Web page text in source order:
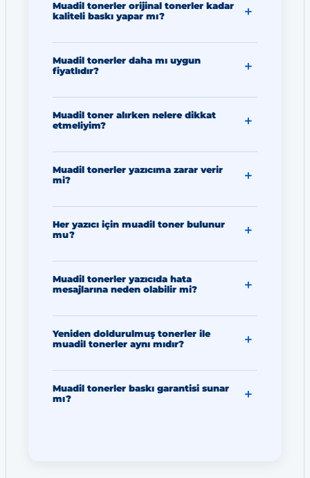
Muadil tonerler orijinal tonerler kadar
kaliteli baskı yapar mı?
Muadil tonerler daha mı uygun
fiyatlıdır?
Muadil toner alırken nelere dikkat
etmeliyim?
Muadil tonerler yazıcıma zarar verir
mi?
Her yazıcı için muadil toner bulunur
mu?
Muadil tonerler yazıcıda hata
mesajlarına neden olabilir mi?
Yeniden doldurulmuş tonerler ile
muadil tonerler aynı mıdır?
Muadil tonerler baskı garantisi sunar
mı?